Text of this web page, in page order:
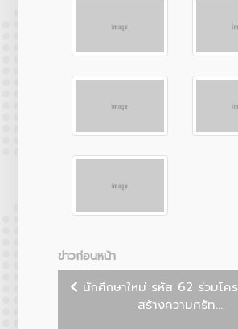
ข่าวก่อนหน้า
นักศึกษาใหม่ รหัส 62 ร่วมโคร
สร้างความศรัท...